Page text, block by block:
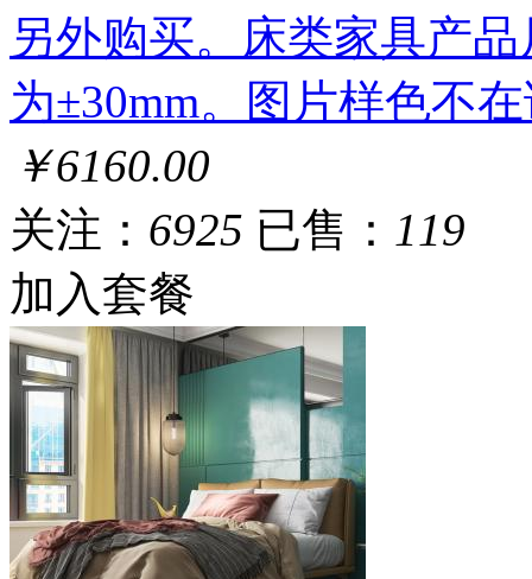
另外购买。床类家具产
为±30mm。图片样色不
￥6160.00
关注： 6925 已售： 119
加入套餐